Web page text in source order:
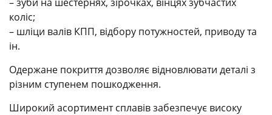
коліс;
– шліци валів КПП, відбору потужностей, приводу та
ін.
Одержане покриття дозволяє відновлювати деталі з
різним ступенем пошкодження.
Широкий асортимент сплавів забезпечує високу